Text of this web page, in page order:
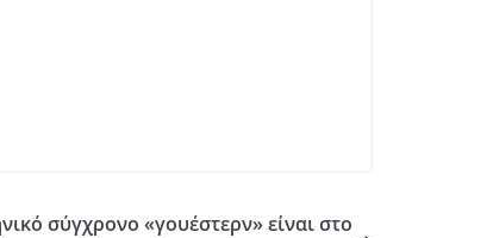
σύγχρονο «γουέστερν» είναι στο